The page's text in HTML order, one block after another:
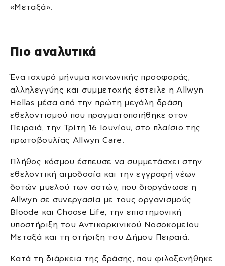
«Μεταξά».
Πιο αναλυτικά
Ένα ισχυρό μήνυμα κοινωνικής προσφοράς,
αλληλεγγύης και συμμετοχής έστειλε η Allwyn
Hellas μέσα από την πρώτη μεγάλη δράση
εθελοντισμού που πραγματοποιήθηκε στον
Πειραιά, την Τρίτη 16 Ιουνίου, στο πλαίσιο της
πρωτοβουλίας Allwyn Care.
Πλήθος κόσμου έσπευσε να συμμετάσχει στην
εθελοντική αιμοδοσία και την εγγραφή νέων
δοτών μυελού των οστών, που διοργάνωσε η
Allwyn σε συνεργασία με τους οργανισμούς
Bloode και Choose Life, την επιστημονική
υποστήριξη του Αντικαρκινικού Νοσοκομείου
Μεταξά και τη στήριξη του Δήμου Πειραιά.
Κατά τη διάρκεια της δράσης, που φιλοξενήθηκε